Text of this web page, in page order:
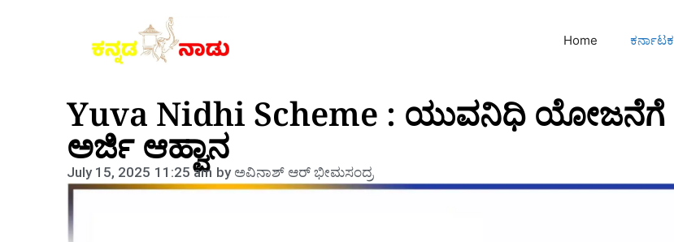
Home ಕರ್ನಾಟಕ
Yuva Nidhi Scheme : ಯುವನಿಧಿ ಯೋಜನೆಗೆ
ಅರ್ಜಿ ಆಹ್ವಾನ
July 15, 2025 11:25 am byಅವಿನಾಶ್‌ ಆರ್‌ ಭೀಮಸಂದ್ರ